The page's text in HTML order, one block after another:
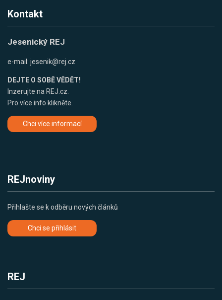
Kontakt
Jesenický REJ
e-mail: jesenik@rej.cz
DEJTE O SOBĚ VĚDĚT!
Inzerujte na REJ.cz.
Pro více info klikněte.
Chci více informací
REJnoviny
Přihlašte se k odběru nových článků
Chci se přihlásit
REJ